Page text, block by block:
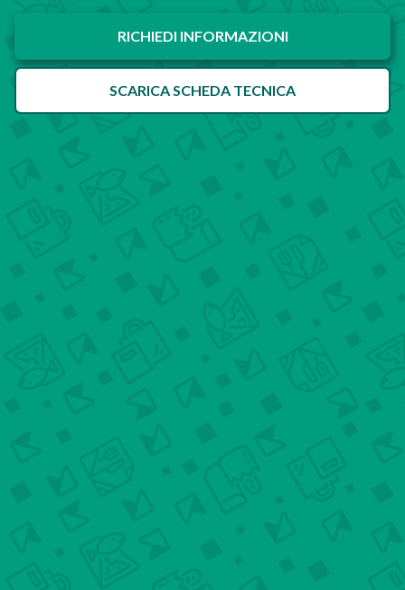
RICHIEDI INFORMAZIONI
SCARICA SCHEDA TECNICA